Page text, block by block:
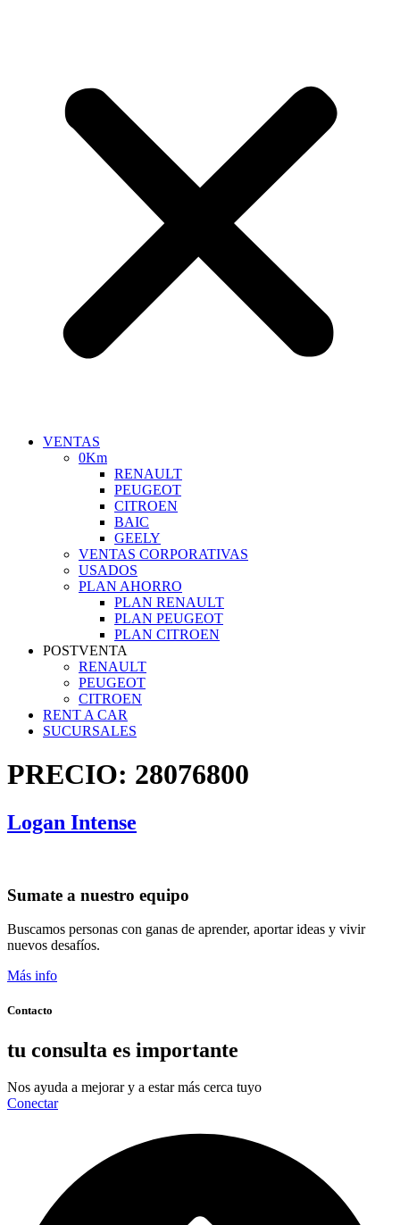
VENTAS
0Km
RENAULT
PEUGEOT
CITROEN
BAIC
GEELY
VENTAS CORPORATIVAS
USADOS
PLAN AHORRO
PLAN RENAULT
PLAN PEUGEOT
PLAN CITROEN
POSTVENTA
RENAULT
PEUGEOT
CITROEN
RENT A CAR
SUCURSALES
PRECIO: 28076800
Logan Intense
Sumate a nuestro equipo
Buscamos personas con ganas de aprender, aportar ideas y vivir
nuevos desafíos.
Más info
Contacto
tu consulta es importante
Nos ayuda a mejorar y a estar más cerca tuyo
Conectar